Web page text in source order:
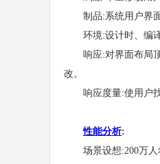
制品:系统用户界面
环境:设计时、编译
响应:对界面布局顶
改。
响应度量:使用户找
性能分析:
场景设想:200万人